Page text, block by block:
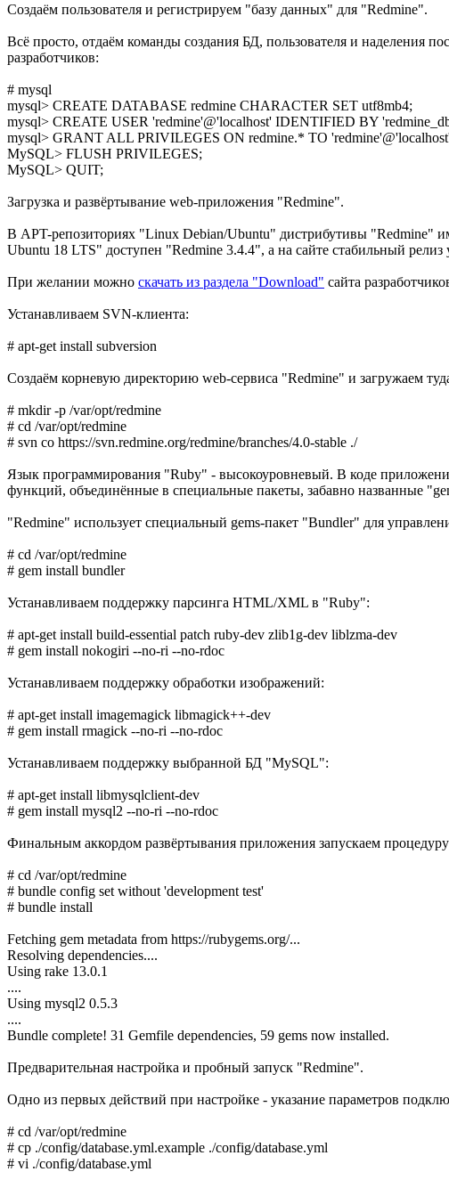
Создаём пользователя и регистрируем "базу данных" для "Redmine".
Всё просто, отдаём команды создания БД, пользователя и наделения
разработчиков:
# mysql
mysql> CREATE DATABASE redmine CHARACTER SET utf8mb4;
mysql> CREATE USER 'redmine'@'localhost' IDENTIFIED BY
mysql> GRANT ALL PRIVILEGES ON redmine.* TO
MySQL> FLUSH PRIVILEGES;
MySQL> QUIT;
Загрузка и развёртывание web-приложения "Redmine".
В APT-репозиториях "Linux Debian/Ubuntu" дистрибутивы "Redmine"
Ubuntu 18 LTS" доступен "Redmine 3.4.4", а на сайте стабильный
При желании можно скачать из раздела "Download" сайта
Устанавливаем SVN-клиента:
# apt-get install subversion
Создаём корневую директорию web-сервиса "Redmine" и загружаем
# mkdir -p /var/opt/redmine
# cd /var/opt/redmine
# svn co https://svn.redmine.org/redmine/branches/4.0-stable ./
Язык программирования "Ruby" - высокоуровневый. В коде
функций, объединённые в специальные пакеты, забавно названные
"Redmine" использует специальный gems-пакет "Bundler" для
# cd /var/opt/redmine
# gem install bundler
Устанавливаем поддержку парсинга HTML/XML в "Ruby":
# apt-get install build-essential patch ruby-dev zlib1g-dev liblzma-dev
# gem install nokogiri --no-ri --no-rdoc
Устанавливаем поддержку обработки изображений:
# apt-get install imagemagick libmagick++-dev
# gem install rmagick --no-ri --no-rdoc
Устанавливаем поддержку выбранной БД "MySQL":
# apt-get install libmysqlclient-dev
# gem install mysql2 --no-ri --no-rdoc
Финальным аккордом развёртывания приложения запускаем
# cd /var/opt/redmine
# bundle config set without 'development test'
# bundle install
Fetching gem metadata from https://rubygems.org/...
Resolving dependencies....
Using rake 13.0.1
....
Using mysql2 0.5.3
....
Bundle complete! 31 Gemfile dependencies, 59 gems now installed.
Предварительная настройка и пробный запуск "Redmine".
Одно из первых действий при настройке - указание параметров
# cd /var/opt/redmine
# cp ./config/database.yml.example ./config/database.yml
# vi ./config/database.yml